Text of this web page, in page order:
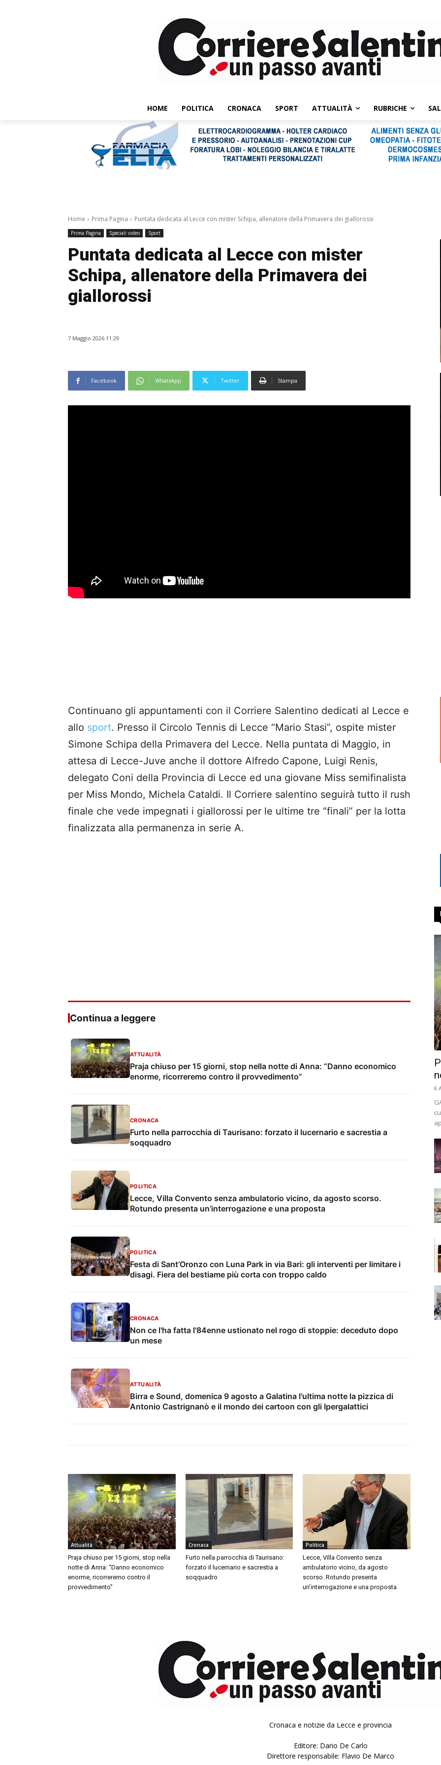
HOME POLITICA CRONACA SPORT ATTUALITÀ RUBRICHE
Home Prima Pagina Puntata dedicata al Lecce con mister Schipa, allenatore della Primavera dei giallorossi
Prima Pagina Speciali video Sport
Puntata dedicata al Lecce con mister
Schipa, allenatore della Primavera dei
giallorossi
7 Maggio 2026 11:29
Facebook WhatsApp Twitter Stampa
Continuano gli appuntamenti con il Corriere Salentino dedicati al Lecce e
allo sport. Presso il Circolo Tennis di Lecce “Mario Stasi”, ospite mister
Simone Schipa della Primavera del Lecce. Nella puntata di Maggio, in
attesa di Lecce-Juve anche il dottore Alfredo Capone, Luigi Renis,
delegato Coni della Provincia di Lecce ed una giovane Miss semifinalista
per Miss Mondo, Michela Cataldi. Il Corriere salentino seguirà tutto il rush
finale che vede impegnati i giallorossi per le ultime tre “finali” per la lotta
finalizzata alla permanenza in serie A.
Continua a leggere
ATTUALITÀ
Praja chiuso per 15 giorni, stop nella notte di Anna: “Danno economico
enorme, ricorreremo contro il provvedimento”
CRONACA
Furto nella parrocchia di Taurisano: forzato il lucernario e sacrestia a
soqquadro
POLITICA
Lecce, Villa Convento senza ambulatorio vicino, da agosto scorso.
Rotundo presenta un’interrogazione e una proposta
POLITICA
Festa di Sant’Oronzo con Luna Park in via Bari: gli interventi per limitare i
disagi. Fiera del bestiame più corta con troppo caldo
CRONACA
Non ce l'ha fatta l'84enne ustionato nel rogo di stoppie: deceduto dopo
un mese
ATTUALITÀ
Birra e Sound, domenica 9 agosto a Galatina l'ultima notte la pizzica di
Antonio Castrignanò e il mondo dei cartoon con gli Ipergalattici
Attualità
Praja chiuso per 15 giorni, stop nella
notte di Anna: “Danno economico
enorme, ricorreremo contro il
provvedimento”
Cronaca
Furto nella parrocchia di Taurisano:
forzato il lucernario e sacrestia a
soqquadro
Politica
Lecce, Villa Convento senza
ambulatorio vicino, da agosto
scorso. Rotundo presenta
un’interrogazione e una proposta
8
Cronaca e notizie da Lecce e provincia
Editore: Dario De Carlo
Direttore responsabile: Flavio De Marco